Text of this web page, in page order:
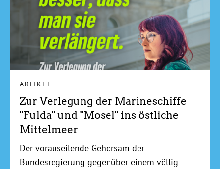
ARTIKEL
Zur Verlegung der Marineschiffe
"Fulda" und "Mosel" ins östliche
Mittelmeer
Der vorauseilende Gehorsam der
Bundesregierung gegenüber einem völlig